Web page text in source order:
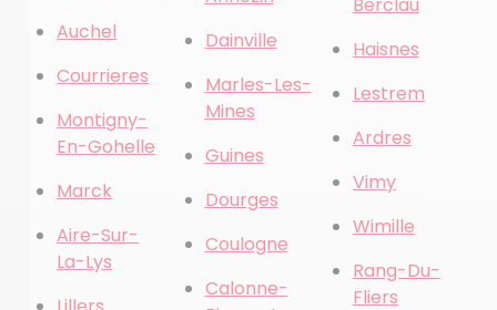
Auchel
Courrieres
Montigny-
En-Gohelle
Marck
Aire-Sur-
La-Lys
Dainville
Marles-Les-
Mines
Guines
Dourges
Coulogne
Calonne-
Haisnes
Lestrem
Ardres
Vimy
Wimille
Rang-Du-
Fliers